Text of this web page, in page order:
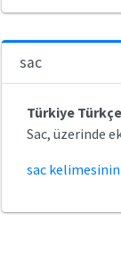
sac
Türkiye
Sac, üzerinde
sac